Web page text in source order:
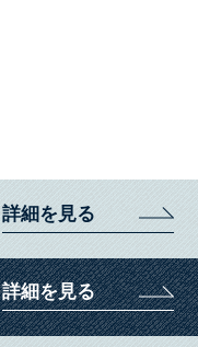
詳細を見る
詳細を見る